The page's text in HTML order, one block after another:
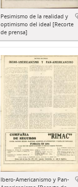
Pesimismo de la realidad y
optimismo del ideal [Recorte
de prensa]
Ibero-Americanismo y Pan-